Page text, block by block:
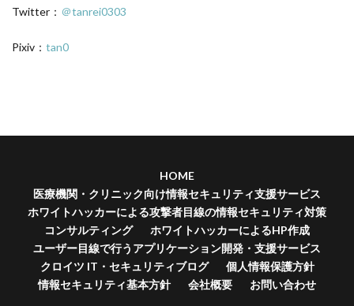
Twitter： ＠tanrei0303
Pixiv： tan0
HOME
医療機関・クリニック向け情報セキュリティ支援サービス
ホワイトハッカーによる攻撃者目線の情報セキュリティ対策
コンサルティング
ホワイトハッカーによるHP作成
ユーザー目線で行うアプリケーション開発・支援サービス
クロイツ IT・セキュリティブログ
個人情報保護方針
情報セキュリティ基本方針
会社概要 お問い合わせ